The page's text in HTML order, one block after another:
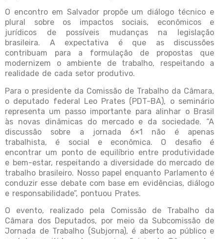
O encontro em Salvador propõe um diálogo técnico e
plural sobre os impactos sociais, econômicos e
jurídicos de possíveis mudanças na legislação
brasileira. A expectativa é que as discussões
contribuam para a formulação de propostas que
modernizem o ambiente de trabalho, respeitando a
realidade de cada setor produtivo.
Para o presidente da Comissão de Trabalho da Câmara,
o deputado federal Leo Prates (PDT-BA), o seminário
representa um passo importante para alinhar o Brasil
às novas dinâmicas do mercado e da sociedade. “A
discussão sobre a jornada 6×1 não é apenas
trabalhista, é social e econômica. O desafio é
encontrar um ponto de equilíbrio entre produtividade
e bem-estar, respeitando a diversidade do mercado de
trabalho brasileiro. Nosso papel enquanto Parlamento é
conduzir esse debate com base em evidências, diálogo
e responsabilidade”, pontuou Prates.
O evento, realizado pela Comissão de Trabalho da
Câmara dos Deputados, por meio da Subcomissão de
Jornada de Trabalho (Subjorna), é aberto ao público e